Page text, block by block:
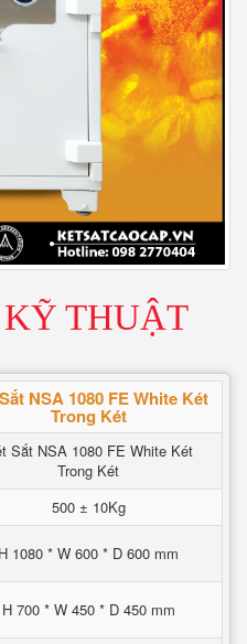
KỸ THUẬT
NSA 1080 FE White Két
Trong Két
Sắt NSA 1080 FE White Két
Trong Két
500 ± 10Kg
H 1080 * W 600 * D 600 mm
H 700 * W 450 * D 450 mm